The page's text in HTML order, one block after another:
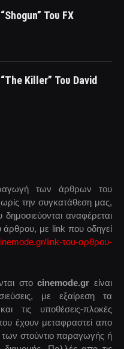
Του FX
Killer” Του David
των άρθρων του
την συγκατάθεση μας,
αναφέρεται
άρθρου, με link που οδηγεί
link-του-αρθρου-
στοcinemode.gr είναι
με εξαίρεση τα
τις υποθέσεις-πλοκές
έχουν μεταφραστεί απο
στούντιο παραγωγής ή